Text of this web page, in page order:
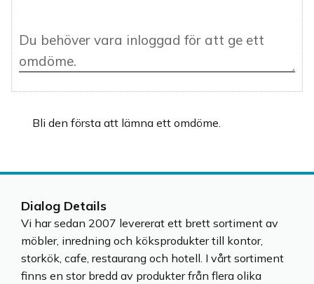
Bli den första att lämna ett omdöme.
Dialog Details
Vi har sedan 2007 levererat ett brett sortiment av
möbler, inredning och köksprodukter till kontor,
storkök, cafe, restaurang och hotell. I vårt sortiment
finns en stor bredd av produkter från flera olika